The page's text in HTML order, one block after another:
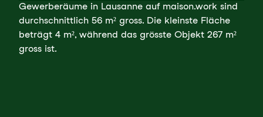
Gewerberäume in Lausanne auf maison.work sind
durchschnittlich 56 m² gross. Die kleinste Fläche
beträgt 4 m², während das grösste Objekt 267 m²
gross ist.